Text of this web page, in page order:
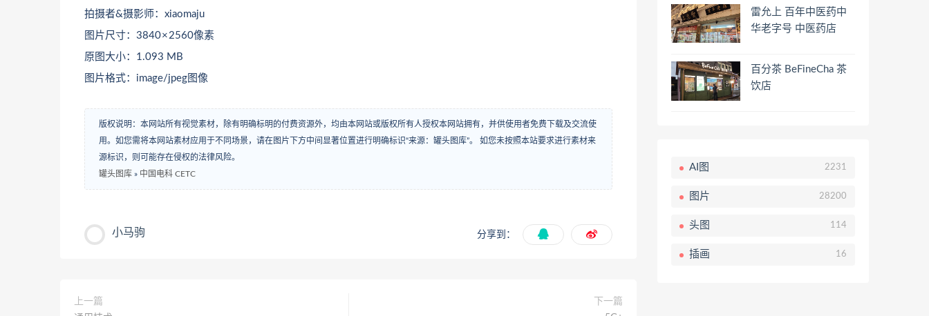
拍摄者&摄影师：xiaomaju
图片尺寸：3840 × 2560像素
原图大小：1.093 MB
图片格式：image/jpeg图像
版权说明：本网站所有视觉素材，除有明确标明的付费资源外，均由本网站或版权所有人授权本网站拥有，并供使用者免费下载及交流使
用。如您需将本网站素材应用于不同场景，请在图片下方中间显著位置进行明确标识“来源：罐头图库”。 如您未按照本站要求进行素材来
源标识，则可能存在侵权的法律风险。
罐头图库 » 中国电科 CETC
小马驹 分享到：
上一篇
下一篇
雷允上 百年中医药中
华老字号 中医药店
百分茶 BeFineCha 茶
饮店
AI图 2231
图片 28200
头图 114
插画 16